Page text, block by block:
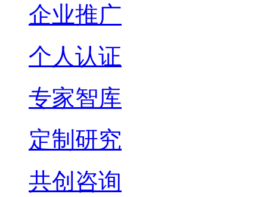
企业推广
个人认证
专家智库
定制研究
共创咨询